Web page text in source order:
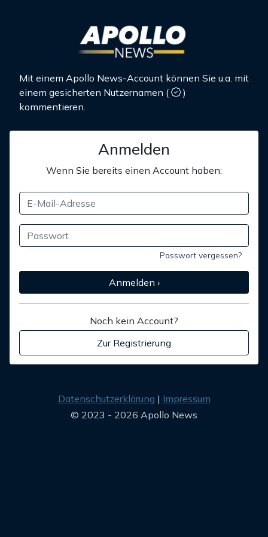
Mit einem Apollo News-Account können Sie u.a. mit
einem gesicherten Nutzernamen (
)
kommentieren.
Anmelden
Wenn Sie bereits einen Account haben:
Passwort vergessen?
Anmelden ›
Noch kein Account?
Zur Registrierung
Datenschutzerklärung
Impressum
© 2023 - 2026 Apollo News